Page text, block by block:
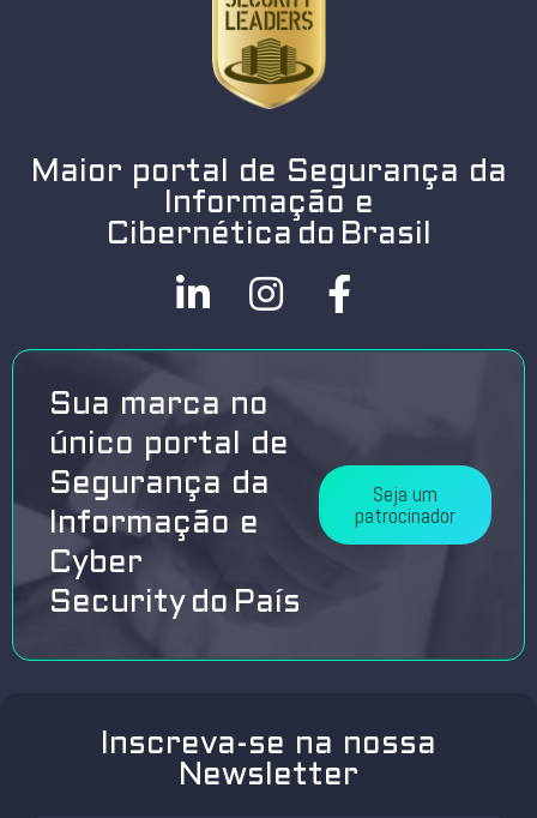
Maior portal de Segurança da
Informação e
Cibernética do Brasil
Sua marca no
único portal de
Segurança da
Informação e
Cyber
Security do País
Seja um
patrocinador
Inscreva-se na nossa
Newsletter